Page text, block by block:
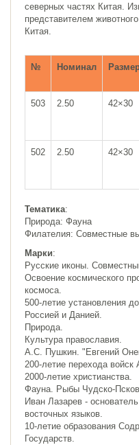
северных частях Китая.
представителем
Китая.
№ Номинал
503 2.50 42×30
502 2.50 42×30
Тематика:
Природа: Фауна
Филателия: Совместные
Марки:
Русские иконы.
Освоение космического
космоса.
500-летие установления
Россией и Данией.
Природа.
Культура православия.
А.С. Пушкин. "Eвгений
200-летие перехода
2000-летие христианства.
Фауна. Рыбы Чудско-
Иван Лазарев -
восточных языков.
10-летие образования
Государств.